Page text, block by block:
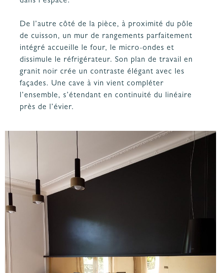
De l’autre côté de la pièce, à proximité du pôle
de cuisson, un mur de rangements parfaitement
intégré accueille le four, le micro-ondes et
dissimule le réfrigérateur. Son plan de travail en
granit noir crée un contraste élégant avec les
façades. Une cave à vin vient compléter
l’ensemble, s’étendant en continuité du linéaire
près de l’évier.